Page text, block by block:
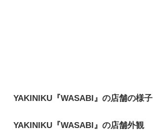
YAKINIKU『WASABI』の店舗の様子
YAKINIKU『WASABI』の店舗外観